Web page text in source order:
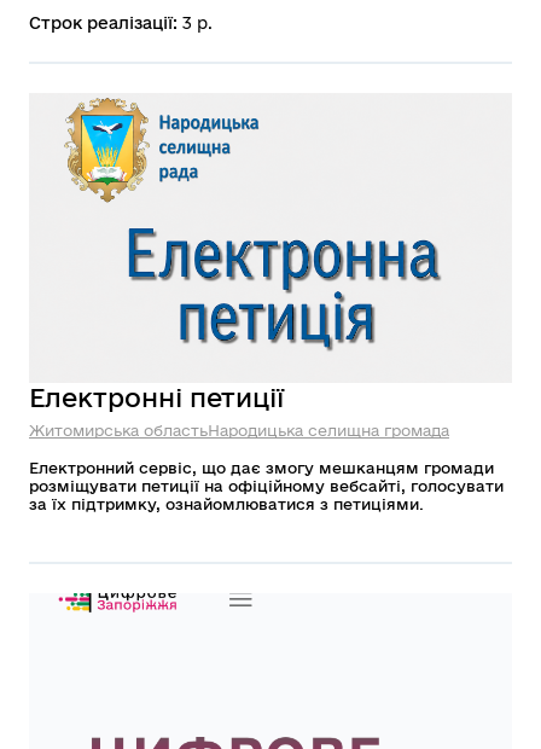
до публічних послуг. Головна мета — зробити взаємодію
Строк реалізації: 3 р.
Електронні петиції
Житомирська областьНародицька селищна громада
Електронний сервіс, що дає змогу мешканцям громади
розміщувати петиції на офіційному вебсайті, голосувати
за їх підтримку, ознайомлюватися з петиціями.